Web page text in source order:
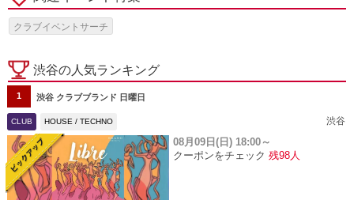
クラブイベントサーチ
渋谷の人気ランキング
1 渋谷 クラブブランド 日曜日
CLUB HOUSE / TECHNO 渋谷
08月09日(日) 18:00～
クーポンをチェック 残98人